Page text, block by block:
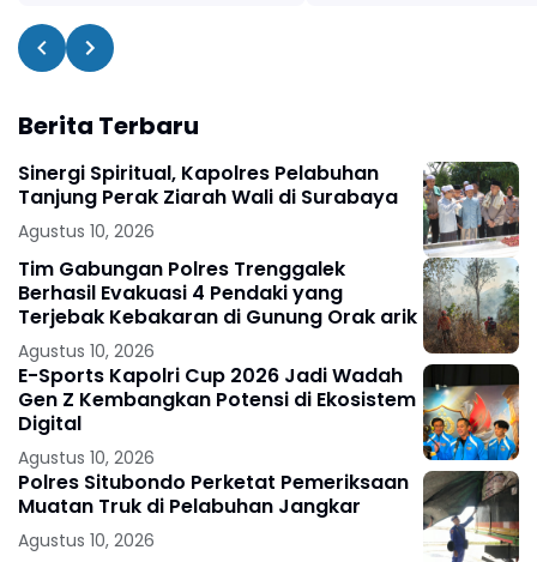
Berita Terbaru
Sinergi Spiritual, Kapolres Pelabuhan
Tanjung Perak Ziarah Wali di Surabaya
Agustus 10, 2026
Tim Gabungan Polres Trenggalek
Berhasil Evakuasi 4 Pendaki yang
Terjebak Kebakaran di Gunung Orak arik
Agustus 10, 2026
E-Sports Kapolri Cup 2026 Jadi Wadah
Gen Z Kembangkan Potensi di Ekosistem
Digital
Agustus 10, 2026
Polres Situbondo Perketat Pemeriksaan
Muatan Truk di Pelabuhan Jangkar
Agustus 10, 2026